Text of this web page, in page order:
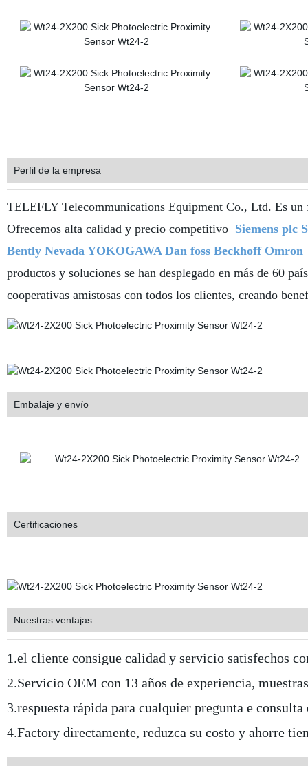
Perfil de la empresa
TELEFLY Telecommunications Equipment Co., Ltd. Es
Ofrecemos alta calidad y precio competitivo Siemens plc
Bently Nevada YOKOGAWA Dan foss Beckhoff Omron
productos y soluciones se han desplegado en más de 60
cooperativas amistosas con todos los clientes, creando
Embalaje y envío
Certificaciones
Nuestras ventajas
1.el cliente consigue calidad y servicio satisfechos
2.Servicio OEM con 13 años de experiencia,
3.respuesta rápida para cualquier pregunta e
4.Factory directamente, reduzca su costo y ahorre